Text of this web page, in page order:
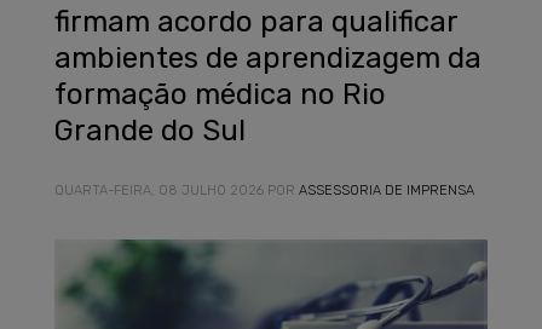
firmam acordo para qualificar
ambientes de aprendizagem da
formação médica no Rio
Grande do Sul
QUARTA-FEIRA, 08 JULHO 2026 POR ASSESSORIA DE IMPRENSA